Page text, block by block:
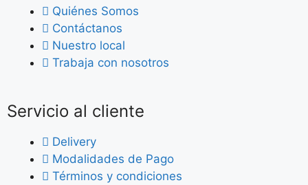
Quiénes Somos
Contáctanos
Nuestro local
Trabaja con nosotros
Servicio al cliente
Delivery
Modalidades de Pago
Términos y condiciones